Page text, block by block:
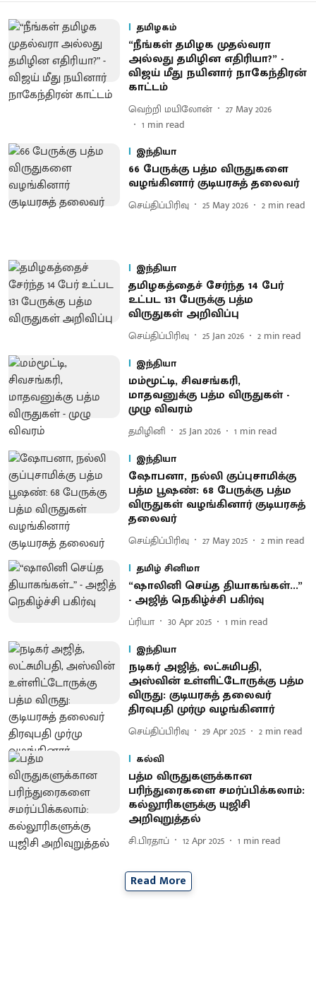
தமிழகம்
“நீங்கள் தமிழக முதல்வரா
அல்லது தமிழின எதிரியா?” -
விஜய் மீது நயினார் நாகேந்திரன்
காட்டம்
வெற்றி மயிலோன்
27 May 2026
1 min read
இந்தியா
66 பேருக்கு பத்ம விருதுகளை
வழங்கினார் குடியரசுத் தலைவர்
செய்திப்பிரிவு 25 May 2026 2 min read
இந்தியா
தமிழகத்தைச் சேர்ந்த 14 பேர்
உட்பட 131 பேருக்கு பத்ம
விருதுகள் அறிவிப்பு
செய்திப்பிரிவு 25 Jan 2026 2 min read
இந்தியா
மம்மூட்டி, சிவசங்கரி,
மாதவனுக்கு பத்ம விருதுகள் -
முழு விவரம்
தமிழினி 25 Jan 2026 1 min read
இந்தியா
ஷோபனா, நல்லி குப்புசாமிக்கு
பத்ம பூஷண்: 68 பேருக்கு பத்ம
விருதுகள் வழங்கினார் குடியரசுத்
தலைவர்
செய்திப்பிரிவு 27 May 2025 2 min read
தமிழ் சினிமா
“ஷாலினி செய்த தியாகங்கள்...”
- அஜித் நெகிழ்ச்சி பகிர்வு
ப்ரியா 30 Apr 2025 1 min read
இந்தியா
நடிகர் அஜித், லட்சுமிபதி,
அஸ்வின் உள்ளிட்டோருக்கு பத்ம
விருது: குடியரசுத் தலைவர்
திரவுபதி முர்மு வழங்கினார்
செய்திப்பிரிவு 29 Apr 2025 2 min read
கல்வி
பத்ம விருதுகளுக்கான
பரிந்துரைகளை சமர்ப்பிக்கலாம்:
கல்லூரிகளுக்கு யுஜிசி
அறிவுறுத்தல்
சி.பிரதாப் 12 Apr 2025 1 min read
Read More